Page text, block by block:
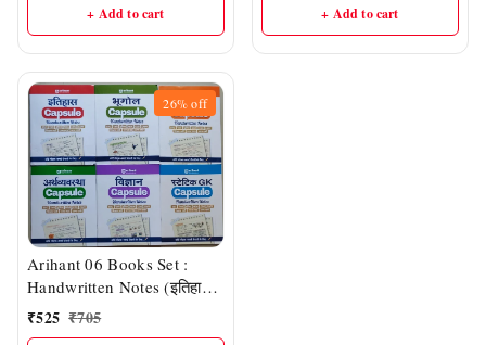
+ Add to cart + Add to cart
26%off
Arihant 06 Books Set :
Handwritten Notes (इतिहास,
भूगोल, राजव्यवस्था, विज्ञान,
अर्थव्यवस्था और स्टैटिक GK)
₹525 ₹705